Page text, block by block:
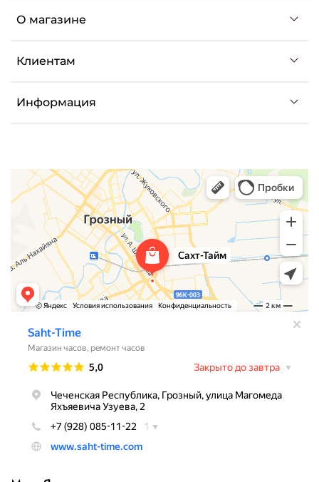
О магазине
Клиентам
Информация